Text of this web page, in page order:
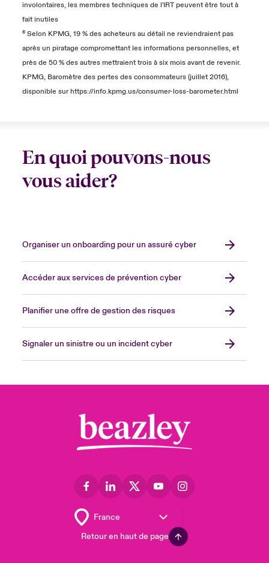
involontaires, les membres techniques de l'IRT peuvent être tout à
fait inutiles
⁶ Selon KPMG, 19 % des acheteurs au détail ne reviendraient pas
après un piratage compromettant les informations personnelles, et
près de 50 % des autres mettraient trois à six mois avant de revenir.
KPMG, Baromètre des pertes des consommateurs (juillet 2016),
disponible sur https://info.kpmg.us/consumer-loss-barometer.html
En quoi pouvons-nous
vous aider?
Organiser un onboarding pour un assuré cyber
Accéder aux services de prévention cyber
Planifier une offre de gestion des risques
Signaler un sinistre ou un incident cyber
Retour en haut de page